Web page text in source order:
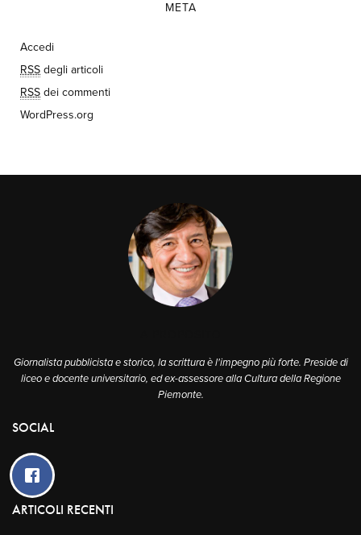
META
Accedi
RSS degli articoli
RSS dei commenti
WordPress.org
Giornalista pubblicista e storico, la scrittura è l'impegno più forte. Preside di
liceo e docente universitario, ed ex-assessore alla Cultura della Regione
Piemonte.
SOCIAL
ARTICOLI RECENTI